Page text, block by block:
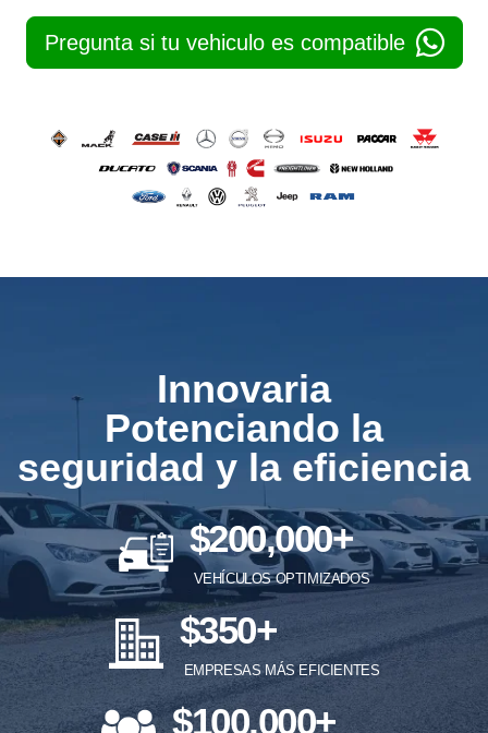
Pregunta si tu vehiculo es compatible
Innovaria
Potenciando la
seguridad y la eficiencia
$200,000+
VEHÍCULOS OPTIMIZADOS
$350+
EMPRESAS MÁS EFICIENTES
$100,000+